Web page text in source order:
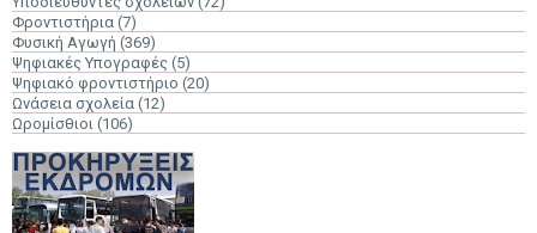
Φροντιστήρια (7)
Φυσική Αγωγή (369)
Ψηφιακές Υπογραφές (5)
Ψηφιακό φροντιστήριο (20)
Ωνάσεια σχολεία (12)
Ωρομίσθιοι (106)